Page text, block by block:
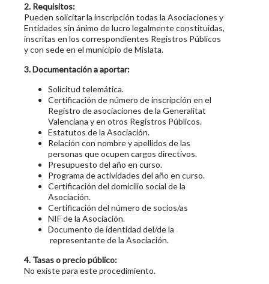
2. Requisitos:
Pueden solicitar la inscripción todas la Asociaciones y
Entidades sin ánimo de lucro legalmente constituidas,
inscritas en los correspondientes Registros Públicos
y con sede en el municipio de Mislata.
3. Documentación a aportar:
Solicitud telemática.
Certificación de número de inscripción en el
Registro de asociaciones de la Generalitat
Valenciana y en otros Registros Públicos.
Estatutos de la Asociación.
Relación con nombre y apellidos de las
personas que ocupen cargos directivos.
Presupuesto del año en curso.
Programa de actividades del año en curso.
Certificación del domicilio social de la
Asociación.
Certificación del número de socios/as
NIF de la Asociación.
Documento de identidad del/de la
representante de la Asociación.
4. Tasas o precio público:
No existe para este procedimiento.